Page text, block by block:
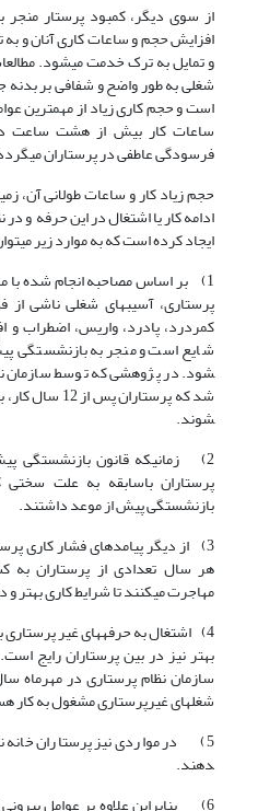
از سوی دیگر، کمبود پرستار منجر
افزایش حجم و ساعات کاری آنان و
و تمایل به ترک خدمت می­شود.
شغلی به طور واضح و شفافی بر بدنه
است و حجم کاری زیاد از مهمترین
ساعات کار بیش از هشت ساعت
فرسودگی عاطفی در پرستاران
حجم زیاد کار و ساعات طولانی آن،
ادامه کار یا اشتغال در این حرفه و
ایجاد کرده است که به موارد زیر
1) بر اساس مصاحبه انجام شده با
پرستاری، آسیب­های شغلی ناشی از
کمردرد، پادرد، واریس، اضطراب و
شود. در پژوهشی که توسط سازمان
شوند.
2) زمانی­که قانون بازنشستگی
پرستاران باسابقه به علت
بازنشستگی پیش از موعد داشتند.
3) از دیگر پیامدهای فشار کاری
هر سال تعدادی از پرستاران به
مهاجرت می­کنند تا شرایط کاری بهتر و
4) اشتغال به حرفه­های غیر
بهتر نیز در بین پرستاران رایج
شغل­های غیر­پرستاری مشغول به کار
دهند.